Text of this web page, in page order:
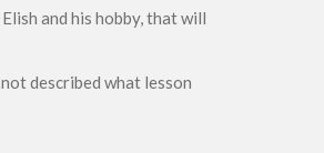
and his hobby, that will
described what lesson